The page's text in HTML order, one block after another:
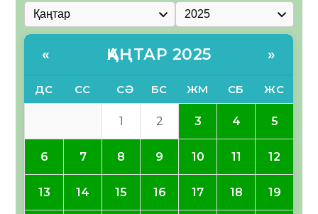
« ҚАҢТАР 2025 »
ДС СС СӘ БС ЖМ СБ ЖС
1 2 3 4 5
6 7 8 9 10 11 12
13 14 15 16 17 18 19